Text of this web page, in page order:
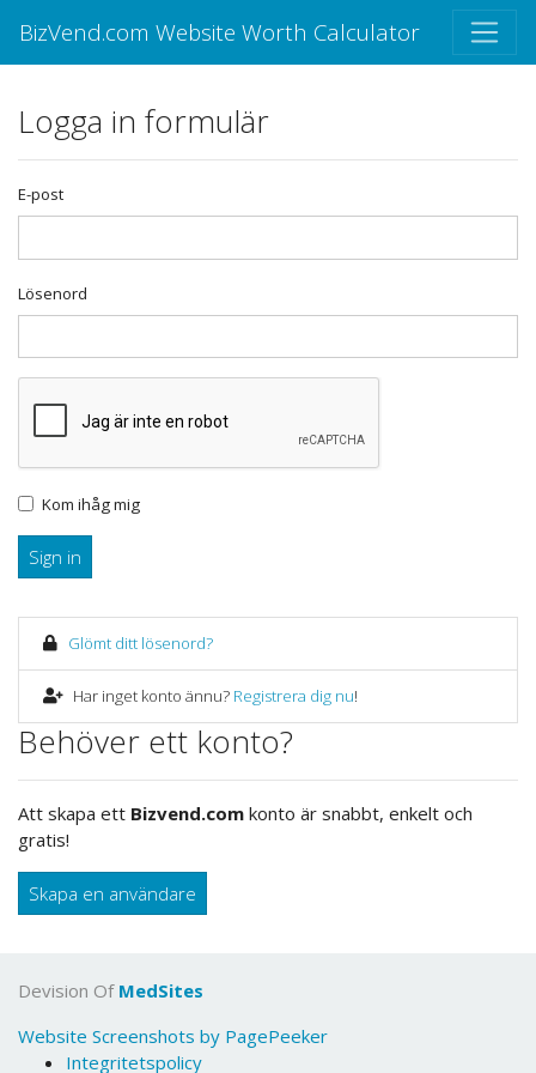
BizVend.com Website Worth Calculator
Logga in formulär
E-post
Lösenord
Kom ihåg mig
Sign in
Glömt ditt lösenord?
Har inget konto ännu? Registrera dig nu!
Behöver ett konto?
Att skapa ett Bizvend.com konto är snabbt, enkelt och
gratis!
Skapa en användare
Devision Of MedSites
Website Screenshots by PagePeeker
Integritetspolicy